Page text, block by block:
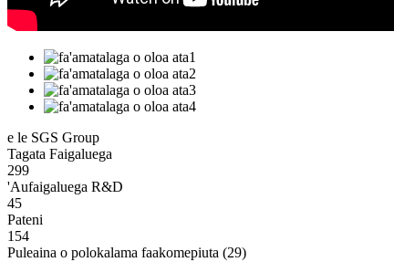
e le SGS Group
Tagata Faigaluega
299
'Aufaigaluega R&D
45
Pateni
154
Puleaina o polokalama faakomepiuta (29)